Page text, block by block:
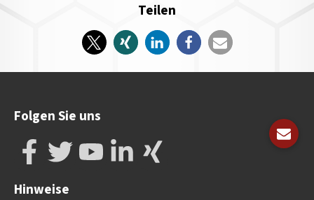
Teilen
Folgen Sie uns
Hinweise